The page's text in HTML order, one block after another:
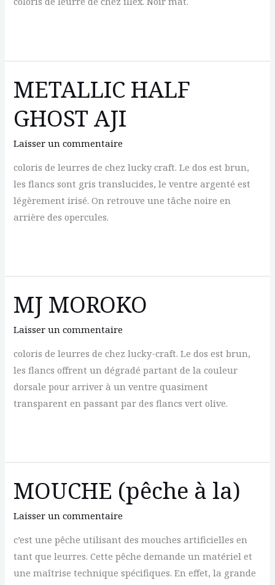
BLACK
METALLIC HALF
GHOST AJI
Laisser un commentaire
coloris de leurres de chez lucky craft. Le dos est brun,
les flancs sont gris translucides, le ventre argenté est
légèrement irisé. On retrouve une tâche noire en
arrière des opercules.
HALF
AJI
MJ MOROKO
Laisser un commentaire
coloris de leurres de chez lucky-craft. Le dos est brun,
les flancs offrent un dégradé partant de la couleur
dorsale pour arriver à un ventre quasiment
transparent en passant par des flancs vert olive.
MOROKO
MOUCHE (pêche à la)
Laisser un commentaire
c’est une pêche utilisant des mouches artificielles en
tant que leurres. Cette pêche demande un matériel et
une maîtrise technique spécifiques. En effet, la grande